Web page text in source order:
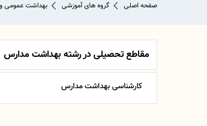
صفحه اصلی گروه های آموزشی بهداشت عمومی
مقاطع تحصیلی در رشته بهداشت مدارس
کارشناسی بهداشت مدارس